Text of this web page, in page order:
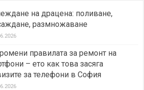
на драцена: поливане,
размножаване
правилата за ремонт на
– ето как това засяга
за телефони в София